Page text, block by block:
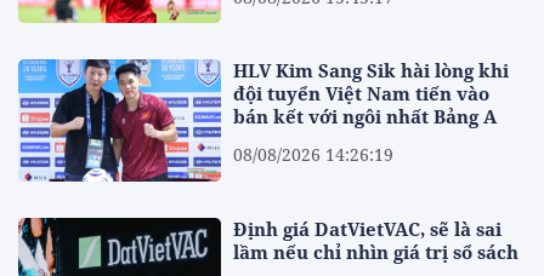
HLV Kim Sang Sik hài lòng khi
đội tuyển Việt Nam tiến vào
bán kết với ngôi nhất Bảng A
08/08/2026 14:26:19
Định giá DatVietVAC, sẽ là sai
lầm nếu chỉ nhìn giá trị sổ sách